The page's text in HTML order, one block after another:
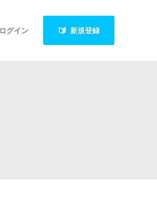
ログイン 新規登録